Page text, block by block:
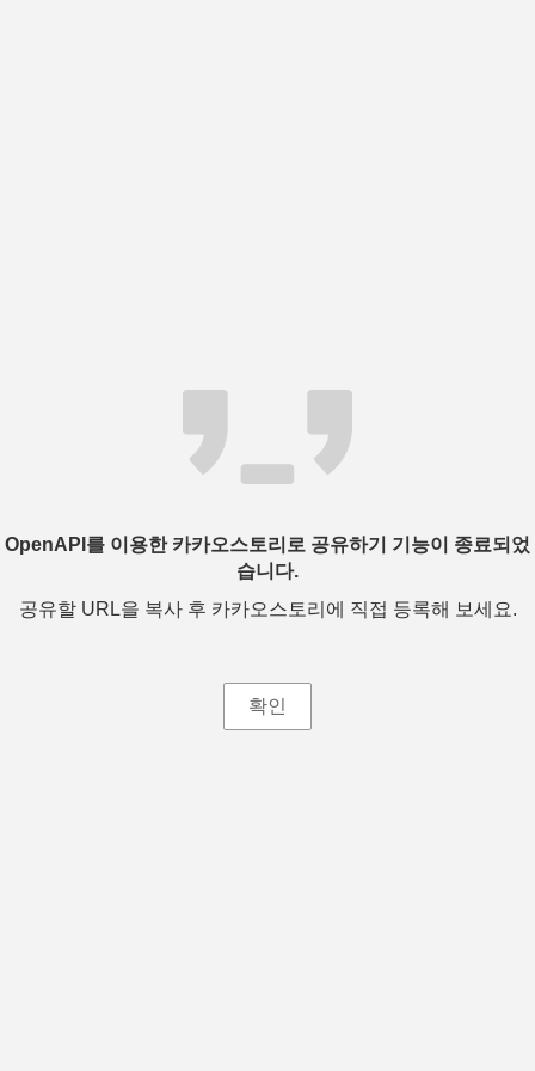
OpenAPI를 이용한 카카오스토리로 공유하기 기능이 종료되었
습니다.
공유할 URL을 복사 후 카카오스토리에 직접 등록해 보세요.
확인